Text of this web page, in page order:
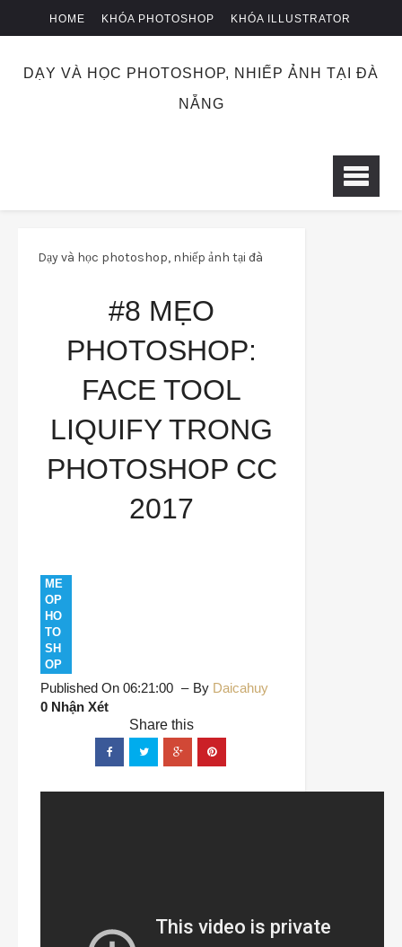
HOME KHÓA PHOTOSHOP KHÓA ILLUSTRATOR
DẠY VÀ HỌC PHOTOSHOP, NHIẾP ẢNH TẠI ĐÀ
NẴNG
Dạy và học photoshop, nhiếp ảnh tại đà
meophotoshop #8 Mẹo
Cc 2017
#8 MẸO
PHOTOSHOP:
FACE TOOL
LIQUIFY TRONG
PHOTOSHOP CC
2017
ME
OP
HO
TO
SH
OP
Published On 06:21:00 By Daicahuy
0 Nhận Xét